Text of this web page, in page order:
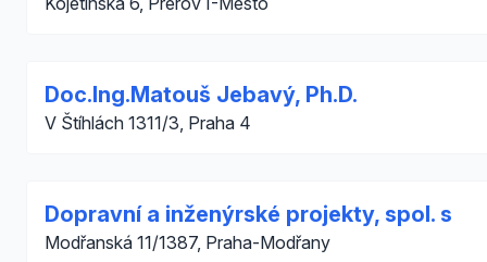
Doc.Ing.Matouš Jebavý, Ph.D.
V Štíhlách 1311/3, Praha 4
Dopravní a inženýrské projekty, spol. s
Modřanská 11/1387, Praha-Modřany